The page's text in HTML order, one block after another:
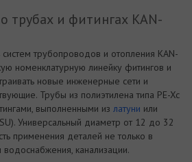
трубах и фитингах KAN-
трубопроводов и отопления KAN-
номенклатурную линейку фитингов и
новые инженерные сети и
Трубы из полиэтилена типа PE-Xc
выполненными из латуни или
Универсальный диаметр от 12 до 32
применения деталей не только в
водоснабжения, канализации.